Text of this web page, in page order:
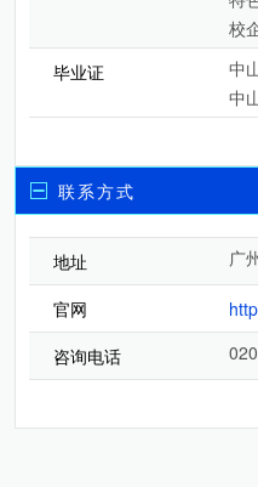
校
毕业证
中
中
联系方式
地址 广
官网
咨询电话